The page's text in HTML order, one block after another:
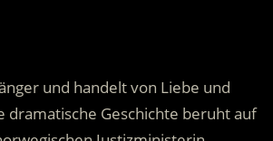
und handelt von Liebe und
dramatische Geschichte beruht auf